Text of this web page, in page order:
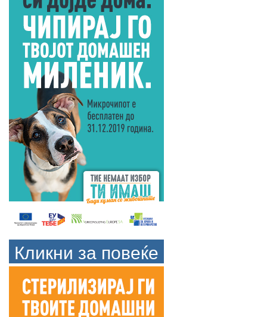
Кликни за повеќе